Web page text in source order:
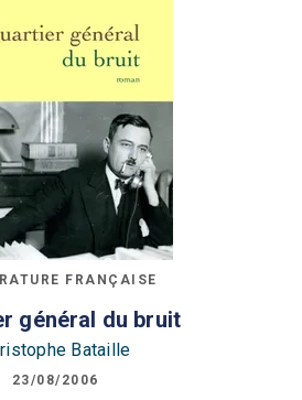
FRANÇAISE
général du bruit
Bataille
23/08/2006